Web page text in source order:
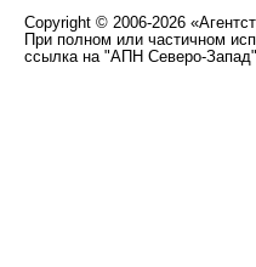
Copyright © 2006-2026
При полном или частичном
ссылка на "АПН Северо-